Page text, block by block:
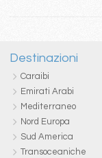
Destinazioni
Caraibi
Emirati Arabi
Mediterraneo
Nord Europa
Sud America
Transoceaniche